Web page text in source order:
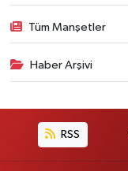
Tüm Manşetler
Haber Arşivi
RSS